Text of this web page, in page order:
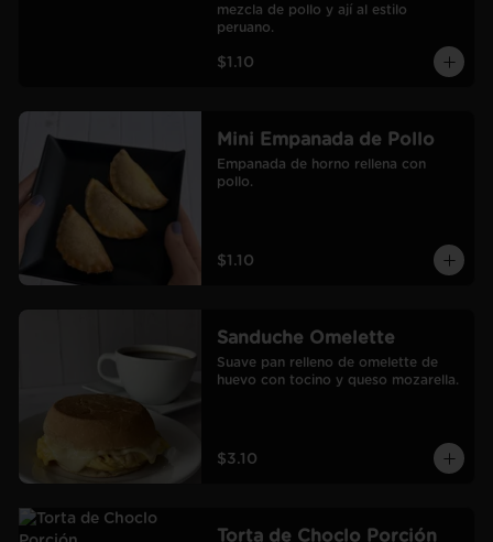
mezcla de pollo y ají al estilo
peruano.
$1.10
Mini Empanada de Pollo
Empanada de horno rellena con
pollo.
$1.10
Sanduche Omelette
Suave pan relleno de omelette de
huevo con tocino y queso mozarella.
$3.10
Torta de Choclo Porción